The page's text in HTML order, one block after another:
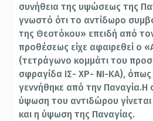
συνήθεια της υψώσεως της
γνωστό ότι το αντίδωρο
της Θεοτόκου» επειδή από
προθέσεως είχε αφαιρεθεί ο
(τετράγωνο κομμάτι του
σφραγίδα ΙΣ- ΧΡ- ΝΙ-ΚΑ), όπως
γεννήθηκε από την Παναγία.Η
ύψωση του αντιδώρου
και η ύψωση της Παναγίας.